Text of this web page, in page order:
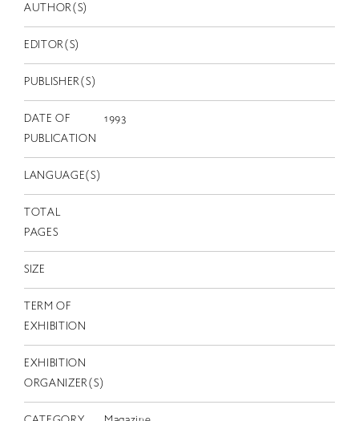
EN
AUTHOR(S)
EDITOR(S)
PUBLISHER(S)
DATE OF
PUBLICATION
1993
LANGUAGE(S)
TOTAL
PAGES
SIZE
TERM OF
EXHIBITION
EXHIBITION
ORGANIZER(S)